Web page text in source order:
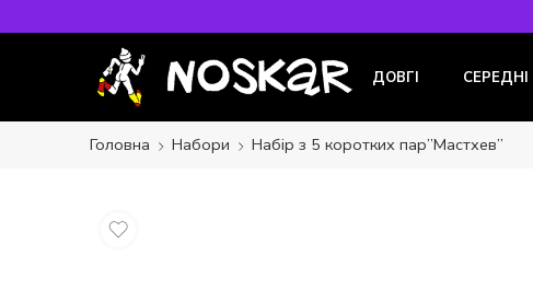
ДОВГІ СЕРЕДНІ
Головна Набори Набір з 5 коротких пар”Мастхев”